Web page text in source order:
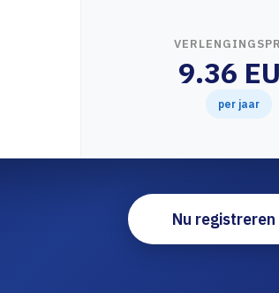
9.36
per jaar
Nu registreren